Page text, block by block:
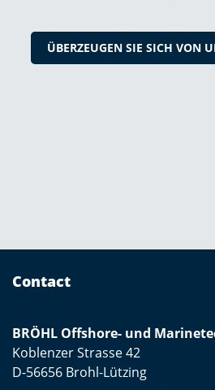
ÜBERZEUGEN SIE SICH VON
Contact
BRÖHL Offshore- und
Koblenzer Strasse 42
D-56656 Brohl-Lützing